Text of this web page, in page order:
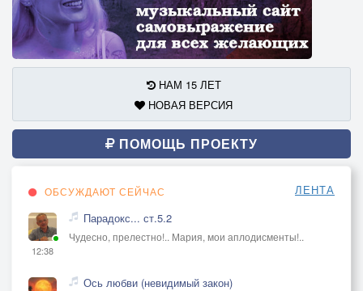
НАМ 15 ЛЕТ
НОВАЯ ВЕРСИЯ
ПОМОЩЬ ПРОЕКТУ
ОБСУЖДАЮТ СЕЙЧАС ЛЕНТА
12:38
Парадокс... ст.5.2
Чудесно, прелестно!.. Мария, мои аплодисменты!..
Ось любви (невидимый закон)